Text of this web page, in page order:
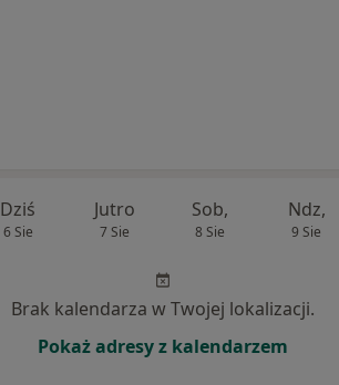
Dziś
6 Sie
Jutro
7 Sie
Sob,
8 Sie
Ndz,
9 Sie
Brak kalendarza w Twojej lokalizacji.
Pokaż adresy z kalendarzem